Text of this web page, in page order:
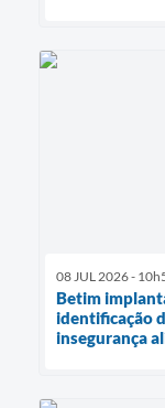
08 JUL 2026 -
Betim
identificação
insegurança